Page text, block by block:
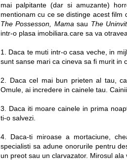
mai palpitante (dar si amuzante)
mentionam cu ce se distinge acest film
The Possesson, Mama sau The
intr-o plasa imobiliara.care sa va
1. Daca te muti intr-o casa veche, in
sunt sanse mari ca cineva sa fi murit in
2. Daca cel mai bun prieten al tau,
Omule, ai incredere in cainele tau.
3. Daca iti moare cainele in prima
ti-o salvezi.
4. Daca-ti miroase a mortaciune,
specialisti sa adune onorurile pentru
un preot sau un clarvazator. Mirosul ala